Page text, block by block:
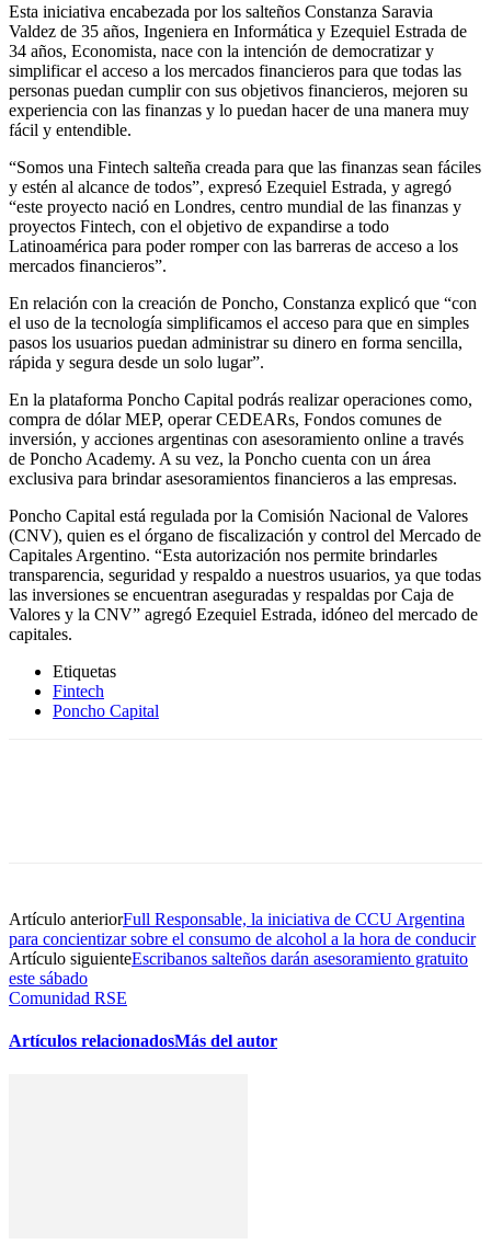
Esta iniciativa encabezada por los salteños Constanza Saravia
Valdez de 35 años, Ingeniera en Informática y Ezequiel Estrada de
34 años, Economista, nace con la intención de democratizar y
simplificar el acceso a los mercados financieros para que todas las
personas puedan cumplir con sus objetivos financieros, mejoren su
experiencia con las finanzas y lo puedan hacer de una manera muy
fácil y entendible.
“Somos una Fintech salteña creada para que las finanzas sean fáciles
y estén al alcance de todos”, expresó Ezequiel Estrada, y agregó
“este proyecto nació en Londres, centro mundial de las finanzas y
proyectos Fintech, con el objetivo de expandirse a todo
Latinoamérica para poder romper con las barreras de acceso a los
mercados financieros”.
En relación con la creación de Poncho, Constanza explicó que “con
el uso de la tecnología simplificamos el acceso para que en simples
pasos los usuarios puedan administrar su dinero en forma sencilla,
rápida y segura desde un solo lugar”.
En la plataforma Poncho Capital podrás realizar operaciones como,
compra de dólar MEP, operar CEDEARs, Fondos comunes de
inversión, y acciones argentinas con asesoramiento online a través
de Poncho Academy. A su vez, la Poncho cuenta con un área
exclusiva para brindar asesoramientos financieros a las empresas.
Poncho Capital está regulada por la Comisión Nacional de Valores
(CNV), quien es el órgano de fiscalización y control del Mercado de
Capitales Argentino. “Esta autorización nos permite brindarles
transparencia, seguridad y respaldo a nuestros usuarios, ya que todas
las inversiones se encuentran aseguradas y respaldas por Caja de
Valores y la CNV” agregó Ezequiel Estrada, idóneo del mercado de
capitales.
Etiquetas
Fintech
Poncho Capital
Artículo anteriorFull Responsable, la iniciativa de CCU Argentina
para concientizar sobre el consumo de alcohol a la hora de conducir
Artículo siguienteEscribanos salteños darán asesoramiento gratuito
este sábado
Comunidad RSE
Artículos relacionadosMás del autor